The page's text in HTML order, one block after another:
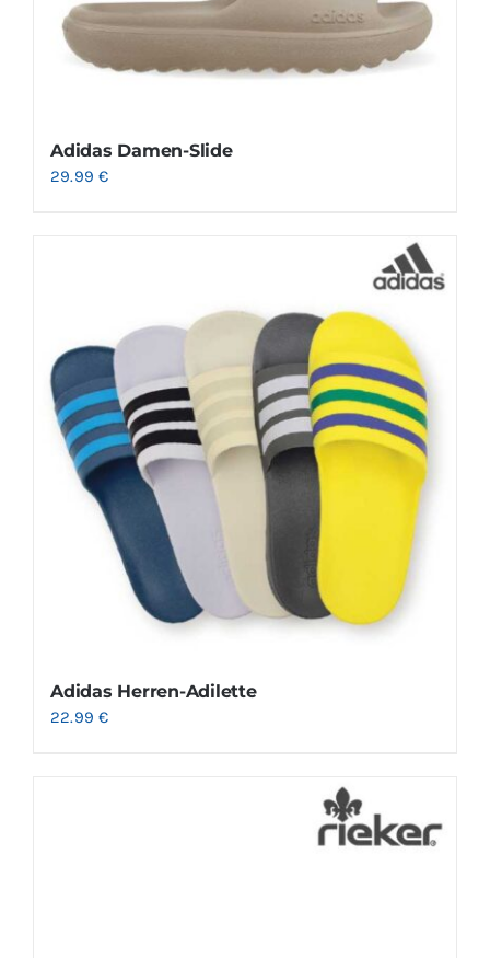
Adidas Damen-Slide
29.99€
Adidas Herren-Adilette
22.99€